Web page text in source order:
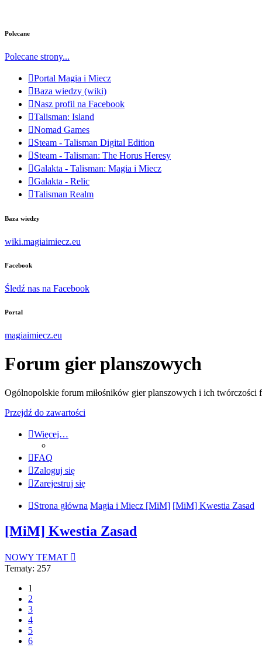
Polecane
Polecane strony...
Portal Magia i Miecz
Baza wiedzy (wiki)
Nasz profil na Facebook
Talisman: Island
Nomad Games
Steam - Talisman Digital Edition
Steam - Talisman: The Horus Heresy
Galakta - Talisman: Magia i Miecz
Galakta - Relic
Talisman Realm
Baza wiedzy
wiki.magiaimiecz.eu
Facebook
Śledź nas na Facebook
Portal
magiaimiecz.eu
Forum gier planszowych
Ogólnopolskie forum miłośników gier planszowych i ich twórczości
Przejdź do zawartości
Więcej…
FAQ
Zaloguj się
Zarejestruj się
Strona główna Magia i Miecz [MiM] [MiM] Kwestia Zasad
[MiM] Kwestia Zasad
NOWY TEMAT
Tematy: 257
1
2
3
4
5
6